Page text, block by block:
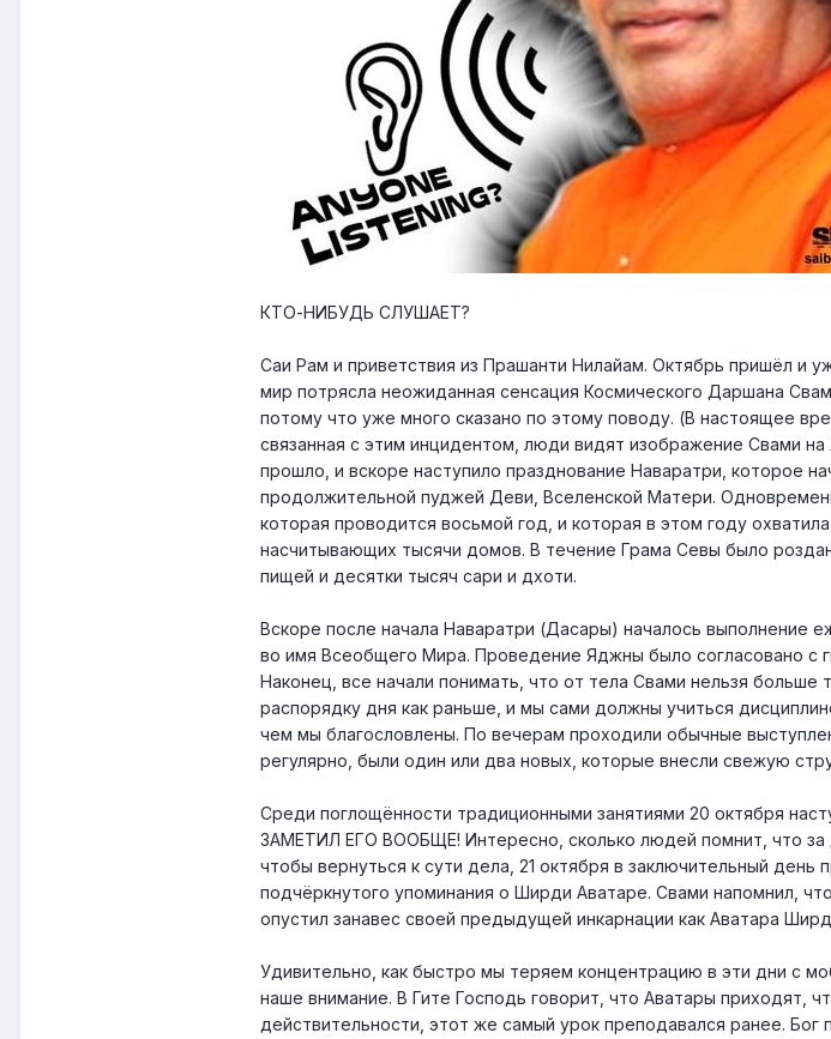
КТО-НИБУДЬ СЛУШАЕТ?
Саи Рам и приветствия из Прашанти Нилайам. Октябрь пришёл и
мир потрясла неожиданная сенсация Космического Даршана
потому что уже много сказано по этому поводу. (В настоящее
связанная с этим инцидентом, люди видят изображение Свами
прошло, и вскоре наступило празднование Наваратри, которое
продолжительной пуджей Деви, Вселенской Матери.
которая проводится восьмой год, и которая в этом году
насчитывающих тысячи домов. В течение Грама Севы было
пищей и десятки тысяч сари и дхоти.
Вскоре после начала Наваратри (Дасары) началось выполнение
во имя Всеобщего Мира. Проведение Яджны было согласовано с
Наконец, все начали понимать, что от тела Свами нельзя больше
распорядку дня как раньше, и мы сами должны учиться
чем мы благословлены. По вечерам проходили обычные
регулярно, были один или два новых, которые внесли свежую
Среди поглощённости традиционными занятиями 20 октября
ЗАМЕТИЛ ЕГО ВООБЩЕ! Интересно, сколько людей помнит, что за
чтобы вернуться к сути дела, 21 октября в заключительный день
подчёркнутого упоминания о Ширди Аватаре. Свами напомнил,
опустил занавес своей предыдущей инкарнации как Аватара
Удивительно, как быстро мы теряем концентрацию в эти дни с
наше внимание. В Гите Господь говорит, что Аватары приходят,
действительности, этот же самый урок преподавался ранее.